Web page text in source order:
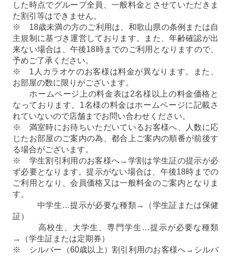
した時点でグループ全員、一般料金とさせていただきま
た割引等はできません。
※ 18歳未満の方のご利用は、和歌山県の条例または自
主規制に基づき運営しております。また、年齢確認が出
来ない場合は、午後18時までのご利用となりますので、
予めご了承ください。
※ 1人カラオケのお客様は料金が異なります。また、
お部屋の数に限りがございます。
ホームページ上の料金表は2名様以上の料金価格と
なっております。1名様の料金はホームページに記載さ
れていないので店舗までお問い合わせください。
※ 満室時にお待ちいただいているお客様へ、人数に応
じたお部屋のご案内の為、都合上ご案内の順番が前後す
る場合がございます。
※ 学生割引利用のお客様へ→学割は学生証の提示が必
ず必要となります。提示がない場合は、午後18時までの
ご利用となり、会員価格又は一般料金のご案内となりま
す。
中学生…提示が必要な種類→（学生証または保健
証）
高校生、大学生、専門学生…提示が必要な種類
→（学生証または定期券）
※ シルバー（60歳以上）割引利用のお客様へ→シルバ